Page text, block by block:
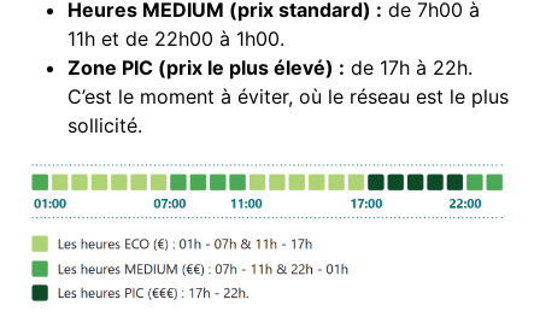
Heures MEDIUM (prix standard) : de 7h00 à
11h et de 22h00 à 1h00.
Zone PIC (prix le plus élevé) : de 17h à 22h.
C’est le moment à éviter, où le réseau est le plus
sollicité.